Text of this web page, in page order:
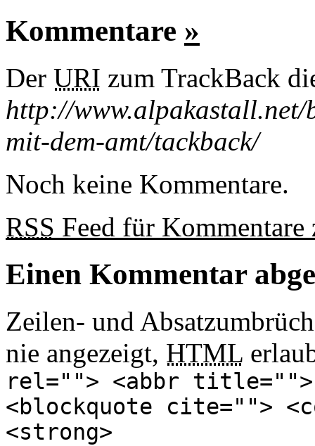
Kommentare »
Der URI zum TrackBack
http://
mit-dem-amt/tackback/
Noch keine Kommentare.
RSS Feed für
Einen Kommentar
Zeilen- und
nie angezeigt, HTML
rel=""> <abbr title="">
<blockquote cite="">
<strong>